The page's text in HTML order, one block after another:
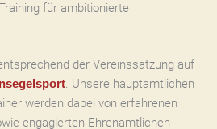
für ambitionierte
der Vereinssatzung auf
. Unsere hauptamtlichen
werden dabei von erfahrenen
engagierten Ehrenamtlichen